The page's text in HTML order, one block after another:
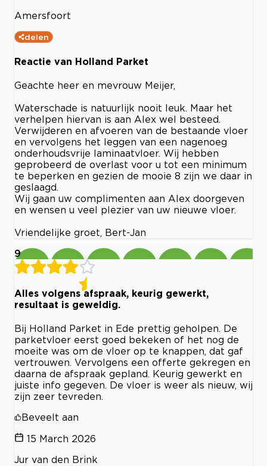
Amersfoort
delen
Reactie van Holland Parket
Geachte heer en mevrouw Meijer,
Waterschade is natuurlijk nooit leuk. Maar het
verhelpen hiervan is aan Alex wel besteed.
Verwijderen en afvoeren van de bestaande vloer
en vervolgens het leggen van een nagenoeg
onderhoudsvrije laminaatvloer. Wij hebben
geprobeerd de overlast voor u tot een minimum
te beperken en gezien de mooie 8 zijn we daar in
geslaagd.
Wij gaan uw complimenten aan Alex doorgeven
en wensen u veel plezier van uw nieuwe vloer.
Vriendelijke groet, Bert-Jan
9
Alles volgens afspraak, keurig gewerkt,
resultaat is geweldig.
Bij Holland Parket in Ede prettig geholpen. De
parketvloer eerst goed bekeken of het nog de
moeite was om de vloer op te knappen, dat gaf
vertrouwen. Vervolgens een offerte gekregen en
daarna de afspraak gepland. Keurig gewerkt en
juiste info gegeven. De vloer is weer als nieuw, wij
zijn zeer tevreden.
Beveelt aan
15 March 2026
Jur van den Brink